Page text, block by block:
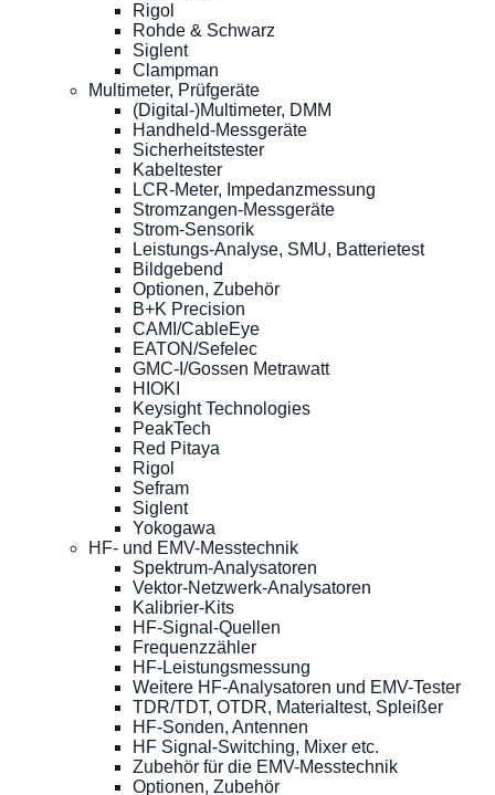
Rigol
Rohde & Schwarz
Siglent
Clampman
Multimeter, Prüfgeräte
(Digital-)Multimeter, DMM
Handheld-Messgeräte
Sicherheitstester
Kabeltester
LCR-Meter, Impedanzmessung
Stromzangen-Messgeräte
Strom-Sensorik
Leistungs-Analyse, SMU, Batterietest
Bildgebend
Optionen, Zubehör
B+K Precision
CAMI/CableEye
EATON/Sefelec
GMC-I/Gossen Metrawatt
HIOKI
Keysight Technologies
PeakTech
Red Pitaya
Rigol
Sefram
Siglent
Yokogawa
HF- und EMV-Messtechnik
Spektrum-Analysatoren
Vektor-Netzwerk-Analysatoren
Kalibrier-Kits
HF-Signal-Quellen
Frequenzzähler
HF-Leistungsmessung
Weitere HF-Analysatoren und EMV-Tester
TDR/TDT, OTDR, Materialtest, Spleißer
HF-Sonden, Antennen
HF Signal-Switching, Mixer etc.
Zubehör für die EMV-Messtechnik
Optionen, Zubehör